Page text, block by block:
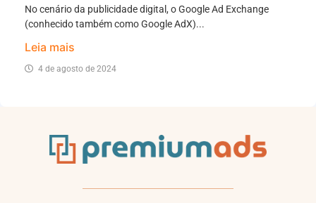
No cenário da publicidade digital, o Google Ad Exchange
(conhecido também como Google AdX)...
Leia mais
4 de agosto de 2024